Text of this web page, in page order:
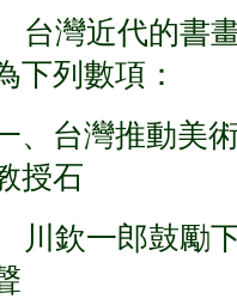
台灣近代的書
下列數項：
、台灣推動美
授石
川欽一郎鼓勵